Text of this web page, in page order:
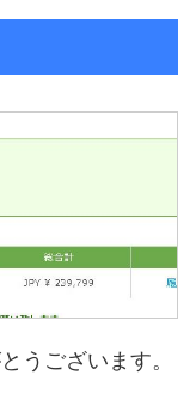
うございます。